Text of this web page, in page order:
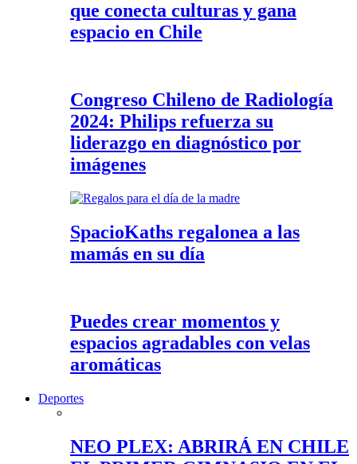
que conecta culturas y gana
espacio en Chile
Congreso Chileno de Radiología
2024: Philips refuerza su
liderazgo en diagnóstico por
imágenes
SpacioKaths regalonea a las
mamás en su día
Puedes crear momentos y
espacios agradables con velas
aromáticas
Deportes
NEO PLEX: ABRIRÁ EN CHILE